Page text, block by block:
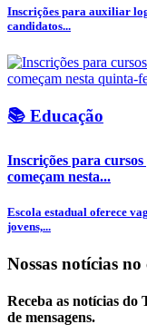
Inscrições para auxiliar
candidatos...
📚 Educação
Inscrições para
começam nesta...
Escola estadual oferece
jovens,...
Nossas notícias no
Receba as notícias
de mensagens.